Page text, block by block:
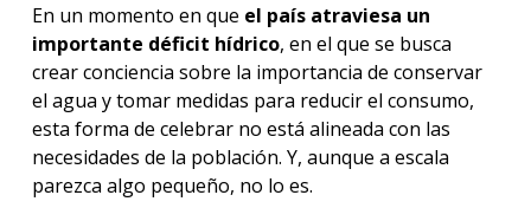
En un momento en que el país atraviesa un
importante déficit hídrico, en el que se busca
crear conciencia sobre la importancia de conservar
el agua y tomar medidas para reducir el consumo,
esta forma de celebrar no está alineada con las
necesidades de la población. Y, aunque a escala
parezca algo pequeño, no lo es.